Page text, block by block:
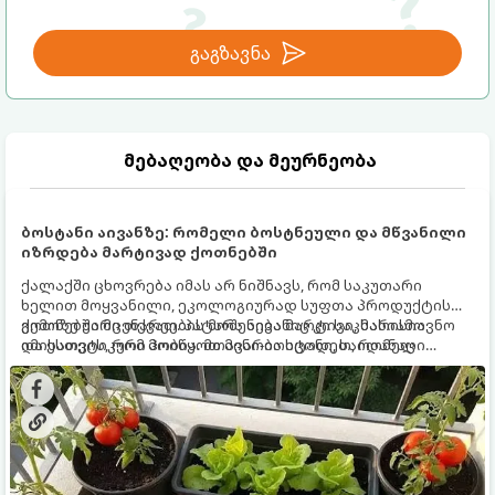
გაგზავნა
მებაღეობა და მეურნეობა
ბოსტანი აივანზე: რომელი ბოსტნეული და მწვანილი
იზრდება მარტივად ქოთნებში
ქალაქში ცხოვრება იმას არ ნიშნავს, რომ საკუთარი
ხელით მოყვანილი, ეკოლოგიურად სუფთა პროდუქტის
გემოზე უარი თქვათ. პატარა აივანიც კი საკმარისია
იმისათვის, რომ მოიწყოთ მინი-ბოსტანი, საიდანაც
ყოველდღიურად ახალ, არომატულ მწვანილსა და
ბოსტნეულს მოკრეფთ.
ქოთნებში მცენარეების მოშენება მარტივი, სასიამოვნო
და ესთეტიკური ჰობია. მთავარია იცოდეთ, რომელი
კულტურები ეგუებიან ქოთნის პირობებს ყველაზე კარგად
და როგორ მოუაროთ მათ სწორად.